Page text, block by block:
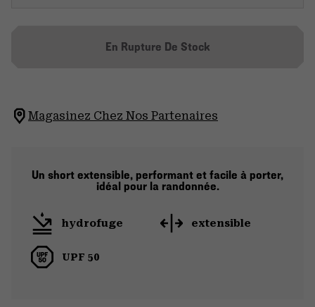
En Rupture De Stock
Magasinez Chez Nos Partenaires
Un short extensible, performant et facile à porter,
idéal pour la randonnée.
hydrofuge extensible
UPF 50